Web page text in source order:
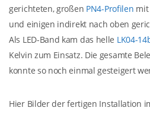
gerichteten, großen PN4-Profilen
und einigen indirekt nach oben
Als LED-Band kam das helle LK04-
Kelvin zum Einsatz. Die gesamte
konnte so noch einmal gesteigert
Hier Bilder der fertigen Installation